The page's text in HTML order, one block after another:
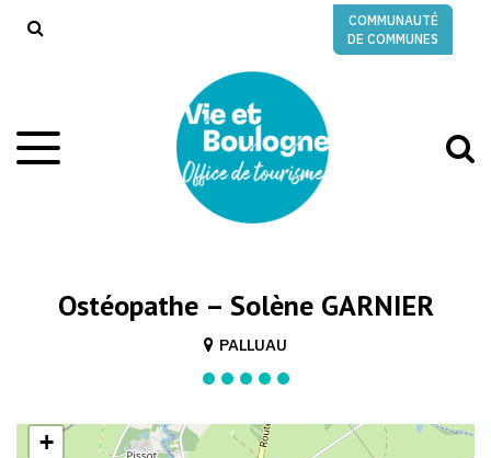
COMMUNAUTÉ
DE COMMUNES
Aller
à
Ostéopathe – Solène GARNIER
PALLUAU
+